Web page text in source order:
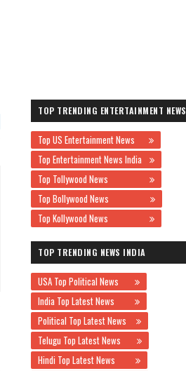
TOP TRENDING ENTERTAINMENT NEWS
Top US Entertainment News
Top Entertainment News India
Top Tollywood News
Top Bollywood News
Top Kollywood News
TOP TRENDING NEWS INDIA
USA Top Political News
India Top Latest News
Political Top Latest News
Telugu Top Latest News
Hindi Top Latest News